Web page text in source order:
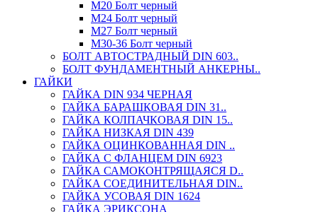
М20 Болт черный
М24 Болт черный
М27 Болт черный
М30-36 Болт черный
БОЛТ АВТОСТРАДНЫЙ DIN 603..
БОЛТ ФУНДАМЕНТНЫЙ АНКЕРНЫ..
ГАЙКИ
ГАЙКА DIN 934 ЧЕРНАЯ
ГАЙКА БАРАШКОВАЯ DIN 31..
ГАЙКА КОЛПАЧКОВАЯ DIN 15..
ГАЙКА НИЗКАЯ DIN 439
ГАЙКА ОЦИНКОВАННАЯ DIN ..
ГАЙКА С ФЛАНЦЕМ DIN 6923
ГАЙКА САМОКОНТРЯЩАЯСЯ D..
ГАЙКА СОЕДИНИТЕЛЬНАЯ DIN..
ГАЙКА УСОВАЯ DIN 1624
ГАЙКА ЭРИКСОНА